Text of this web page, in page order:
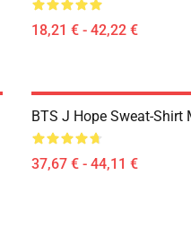
18,21 € - 42,22 €
BTS J Hope Sweat-Shirt
37,67 € - 44,11 €